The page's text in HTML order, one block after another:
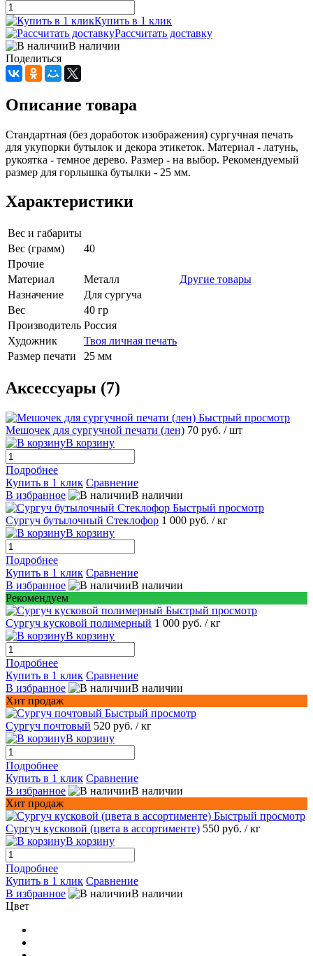
Купить в 1 клик
Рассчитать доставку
В наличии
Поделиться
Описание товара
Стандартная (без доработок изображения) сургучная печать
для укупорки бутылок и декора этикеток. Материал - латунь,
рукоятка - темное дерево. Размер - на выбор. Рекомендуемый
размер для горлышка бутылки - 25 мм.
Характеристики
Вес и габариты
Вес (грамм)
40
Прочие
Материал
Металл
Другие товары
Назначение
Для сургуча
Вес
40 гр
Производитель Россия
Художник
Твоя личная печать
Размер печати
25 мм
Аксессуары (7)
Быстрый просмотр
Мешочек для сургучной печати (лен) 70 руб. / шт
В корзину
Подробнее
Купить в 1 клик Сравнение
В избранное
В наличии
Быстрый просмотр
Сургуч бутылочный Стеклофор 1 000 руб. / кг
В корзину
Подробнее
Купить в 1 клик Сравнение
В избранное
В наличии
Рекомендуем
Быстрый просмотр
Сургуч кусковой полимерный 1 000 руб. / кг
В корзину
Подробнее
Купить в 1 клик Сравнение
В избранное
В наличии
Хит продаж
Быстрый просмотр
Сургуч почтовый 520 руб. / кг
В корзину
Подробнее
Купить в 1 клик Сравнение
В избранное
В наличии
Хит продаж
Быстрый просмотр
Сургуч кусковой (цвета в ассортименте) 550 руб. / кг
В корзину
Подробнее
Купить в 1 клик Сравнение
В избранное
В наличии
Цвет